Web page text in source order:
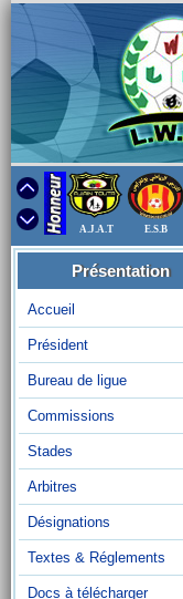
A.J.A.T E.S.B
Présentation
Accueil
Président
Bureau de ligue
Commissions
Stades
Arbitres
Désignations
Textes & Réglements
Docs à télécharger